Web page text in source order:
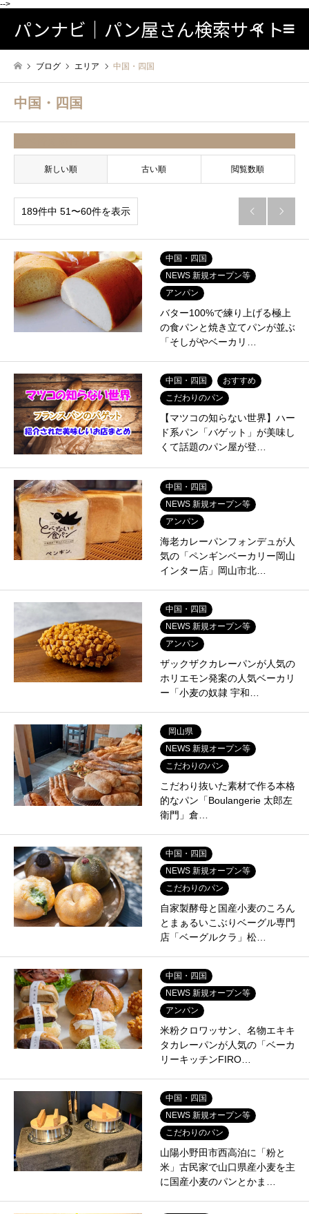
-->
パンナビ｜パン屋さん検索サイト検索
ブログ エリア 中国・四国
中国・四国
新しい順 古い順 閲覧数順
189件中 51〜60件を表示  
中国・四国
NEWS 新規オープン等
アンパン
バター100%で練り上げる極上
の食パンと焼き立てパンが並ぶ
「そしがやベーカリ…
中国・四国
おすすめ
こだわりのパン
【マツコの知らない世界】ハー
ド系パン「バゲット」が美味し
くて話題のパン屋が登…
中国・四国
NEWS 新規オープン等
アンパン
海老カレーパンフォンデュが人
気の「ペンギンベーカリー岡山
インター店」岡山市北…
中国・四国
NEWS 新規オープン等
アンパン
ザックザクカレーパンが人気の
ホリエモン発案の人気ベーカリ
ー「小麦の奴隷 宇和…
岡山県
NEWS 新規オープン等
こだわりのパン
こだわり抜いた素材で作る本格
的なパン「Boulangerie 太郎左
衛門」倉…
中国・四国
NEWS 新規オープン等
こだわりのパン
自家製酵母と国産小麦のころん
とまぁるいこぶりベーグル専門
店「ベーグルクラ」松…
中国・四国
NEWS 新規オープン等
アンパン
米粉クロワッサン、名物エキキ
タカレーパンが人気の「ベーカ
リーキッチンFIRO…
中国・四国
NEWS 新規オープン等
こだわりのパン
山陽小野田市西高泊に「粉と
米」古民家で山口県産小麦を主
に国産小麦のパンとかま…